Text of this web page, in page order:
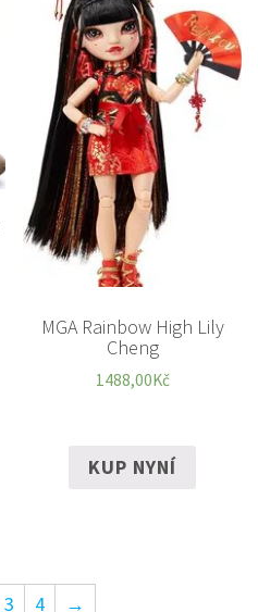
MGA Rainbow High Lily
Cheng
1488,00Kč
KUP NYNÍ
3 4 →